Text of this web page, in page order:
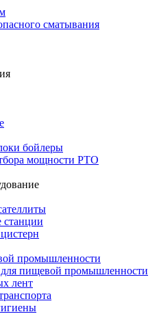
сматывания
бойлеры
мощности PTO
станции
промышленности
пищевой промышленности
лент